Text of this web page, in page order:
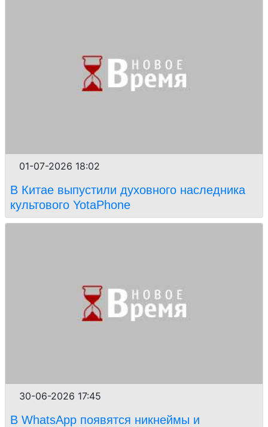
01-07-2026 18:02
В Китае выпустили духовного наследника
культового YotaPhone
30-06-2026 17:45
В WhatsApp появятся никнеймы и